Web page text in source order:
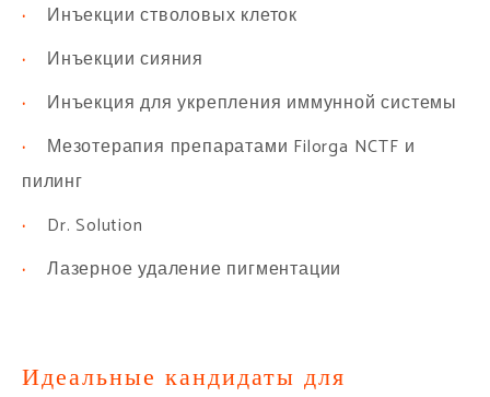
· Инъекции стволовых клеток
· Инъекции сияния
· Инъекция для укрепления иммунной системы
· Мезотерапия препаратами Filorga NCTF и
пилинг
· Dr. Solution
· Лазерное удаление пигментации
Идеальные кандидаты для